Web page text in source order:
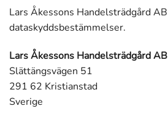
Lars Åkessons Handelsträdgård
dataskyddsbestämmelser.
Lars Åkessons Handelsträdgård AB
Slättängsvägen 51
291 62 Kristianstad
Sverige